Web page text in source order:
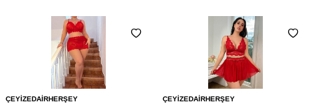
ÇEYIZEDAIRHERŞEY ÇEYIZEDAIRHERŞEY